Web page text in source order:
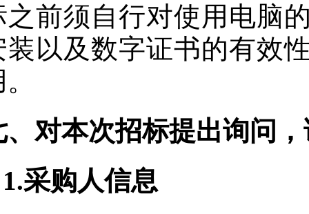
之前须自行对使用电脑
装以及数字证书的有效
、对本次招标提出询问
1.采购人信息